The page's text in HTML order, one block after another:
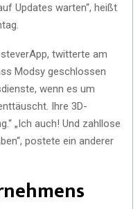
Updates warten“, heißt
twitterte am
Modsy geschlossen
wenn es um
Ihre 3D-
„Ich auch! Und zahllose
postete ein anderer